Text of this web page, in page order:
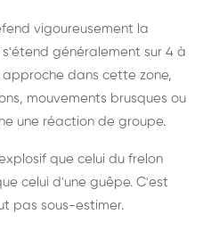
vigoureusement la
généralement sur 4 à
approche dans cette zone,
mouvements brusques ou
une réaction de groupe.
que celui du frelon
celui d'une guêpe. C'est
pas sous-estimer.